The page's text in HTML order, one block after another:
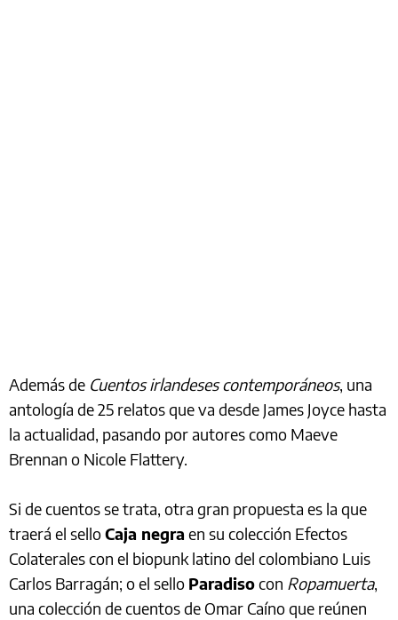
Además de Cuentos irlandeses contemporáneos, una
antología de 25 relatos que va desde James Joyce hasta
la actualidad, pasando por autores como Maeve
Brennan o Nicole Flattery.
Si de cuentos se trata, otra gran propuesta es la que
traerá el selloCaja negra en su colección Efectos
Colaterales con el biopunk latino del colombiano Luis
Carlos Barragán; o el sello Paradisocon Ropamuerta,
una colección de cuentos de Omar Caíno que reúnen